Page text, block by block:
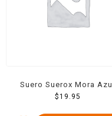
Suero Suerox Mora Azul
C/Hierbabuena 630 Ml
$19.95